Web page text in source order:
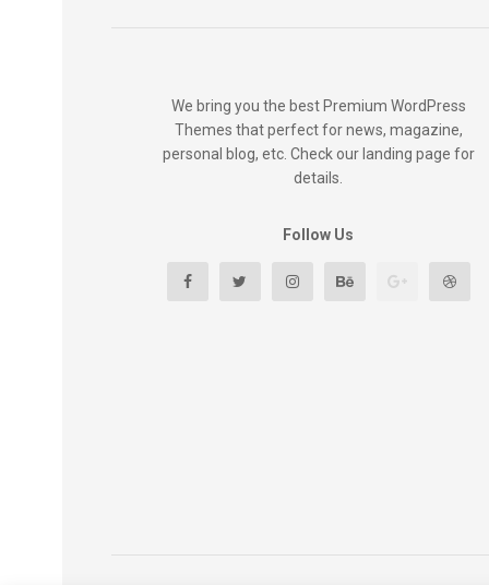
We bring you the best Premium WordPress
Themes that perfect for news, magazine,
personal blog, etc. Check our landing page for
details.
Follow Us